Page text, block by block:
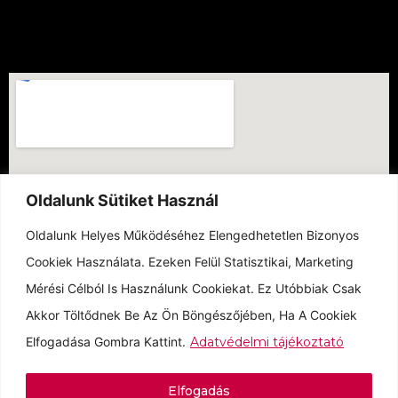
Oldalunk Sütiket Használ
Oldalunk Helyes Működéséhez Elengedhetetlen Bizonyos
Cookiek Használata. Ezeken Felül Statisztikai, Marketing
Mérési Célból Is Használunk Cookiekat. Ez Utóbbiak Csak
Akkor Töltődnek Be Az Ön Böngészőjében, Ha A Cookiek
Elfogadása Gombra Kattint. Adatvédelmi tájékoztató
Elfogadás